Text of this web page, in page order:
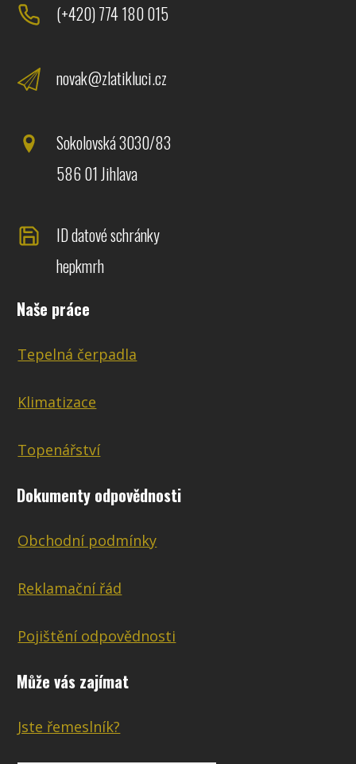
(+420) 774 180 015
novak@zlatikluci.cz
Sokolovská 3030/83
586 01 Jihlava
ID datové schránky
hepkmrh
Naše práce
Tepelná čerpadla
Klimatizace
Topenářství
Dokumenty odpovědnosti
Obchodní podmínky
Reklamační řád
Pojištění odpovědnosti
Může vás zajímat
Jste řemeslník?